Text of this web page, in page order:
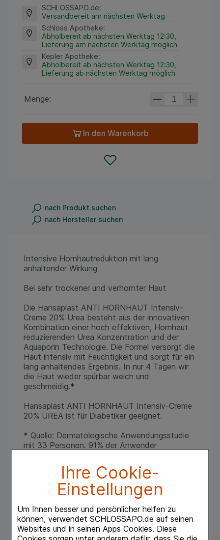
Ihre Cookie-
Einstellungen
Um Ihnen besser und persönlicher helfen zu
können, verwendet SCHLOSSAPO.de auf seinen
Websites und in seinen Apps Cookies. Diese
SCHLOSSAPO.de:
Versandbereit am nächsten Werktag
Schloss Apotheke:
Abholbereit ab nächsten Werktag 12:30,
Lieferung am nächsten Werktag möglich
Kepler Apotheke:
Abholbereit ab nächsten Werktag 12:30,
Lieferung ab nächsten Werktag möglich
Menge:
In den Warenkorb
nach Produkt suchen
nach Hersteller suchen
Intensive Hornhautreduktion mit lang
anhaltender Wirkung
Bei sehr trockener und verhornter Haut
Die Hansaplast ANTI HORNHAUT Intensiv-
Creme 20% Urea besteht aus der innovativen
Kombination einer hoch effektiven, Hornhaut
reduzierenden Urea Konzentration und der
Aquaporin Technologie. Die Formel versorgt die
Haut intensiv mit Feuchtigkeit und sorgt für ein
lang anhaltendes Ergebnis. In nur 4 Tagen wir
die Haut wieder spürbar weich und
geschmeidig.*
Hansaplast ANTI HORNHAUT Intensiv-Creme
20% UREA ist für Diabetiker geeignet.
* Quelle: Dermatologische Anwendungsstudie
mit 33 Personen. 91% der Anwender
nach 4 Tagen weich und geschmeidig macht.
Anwendungsempfehlung
Zweimal täglich auf die betroffenen Stellen,
Fersen und Fußsohlen,
auftragen und einmassieren, bis die Creme
vollständig eingezogen ist.